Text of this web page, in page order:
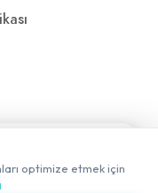
optimize etmek için
✖